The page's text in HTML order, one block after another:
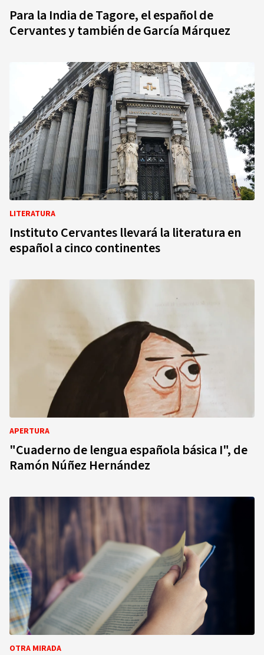
Para la India de Tagore, el español de
Cervantes y también de García Márquez
LITERATURA
Instituto Cervantes llevará la literatura en
español a cinco continentes
APERTURA
"Cuaderno de lengua española básica I", de
Ramón Núñez Hernández
OTRA MIRADA